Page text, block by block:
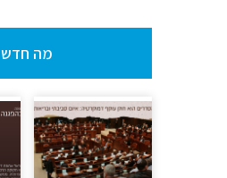
מה חדש